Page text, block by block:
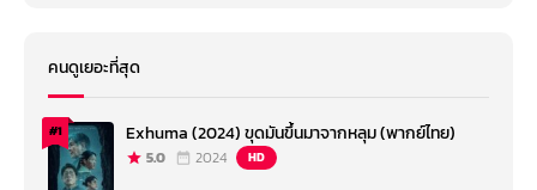
คนดูเยอะที่สุด
#1 Exhuma (2024) ขุดมันขึ้นมาจากหลุม (พากย์ไทย)
5.0 2024 HD